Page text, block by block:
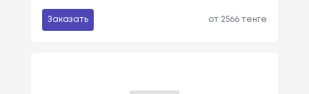
Заказать от 2566 тенге